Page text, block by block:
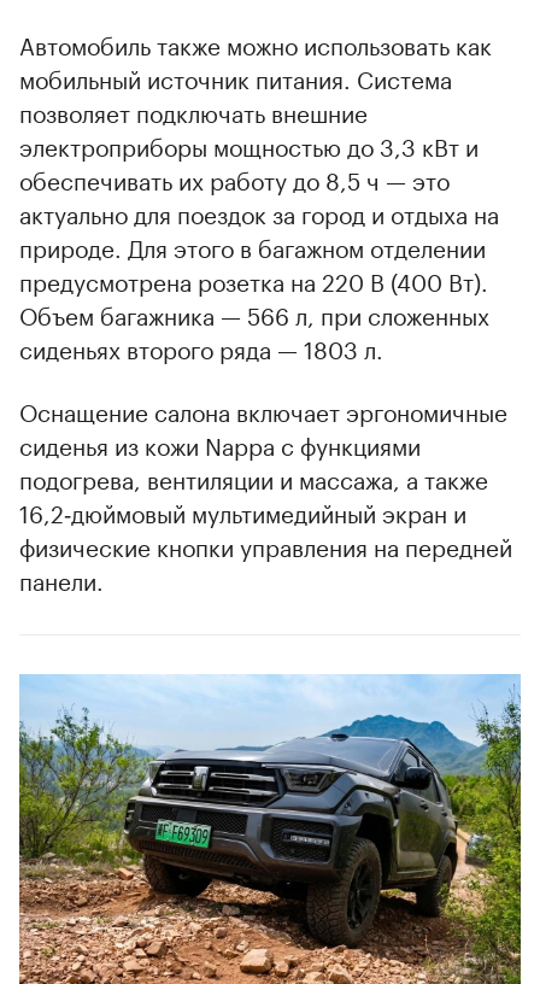
Автомобиль также можно использовать как
мобильный источник питания. Система
позволяет подключать внешние
электроприборы мощностью до 3,3 кВт и
обеспечивать их работу до 8,5 ч — это
актуально для поездок за город и отдыха на
природе. Для этого в багажном отделении
предусмотрена розетка на 220 В (400 Вт).
Объем багажника — 566 л, при сложенных
сиденьях второго ряда — 1803 л.
Оснащение салона включает эргономичные
сиденья из кожи Nappa с функциями
подогрева, вентиляции и массажа, а также
16,2‑дюймовый мультимедийный экран и
физические кнопки управления на передней
панели.